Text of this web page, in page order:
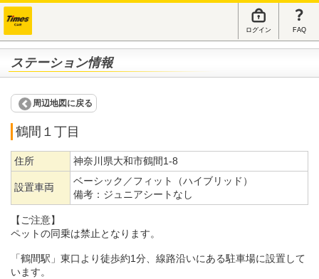
ログイン FAQ
ステーション情報
周辺地図に戻る
鶴間１丁目
住所 神奈川県大和市鶴間1-8
設置車両
ベーシック／フィット（ハイブリッド）
備考： ジュニアシートなし
【ご注意】
ペットの同乗は禁止となります。
「鶴間駅」東口より徒歩約1分、線路沿いにある駐車場に設置して
います。